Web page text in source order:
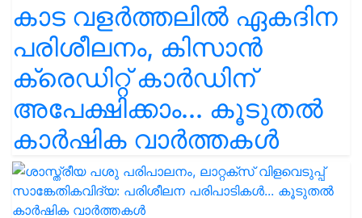
കാട വളര്‍ത്തലിൽ ഏകദിന
പരിശീലനം, കിസാൻ
ക്രെഡിറ്റ് കാർഡിന്
അപേക്ഷിക്കാം... കൂടുതൽ
കാർഷിക വാർത്തകൾ